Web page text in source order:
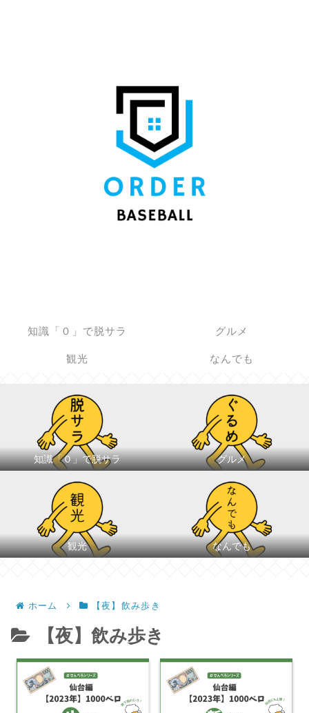
知識「０」で脱サラ グルメ
観光 なんでも
知識「０」で脱サラ グルメ
観光 なんでも
ホーム 【夜】飲み歩き
【夜】飲み歩き